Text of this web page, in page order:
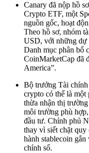
Canary đã nộp hồ
Crypto ETF, một
nguồn gốc, hoạt
Theo hồ sơ, nhóm
USD, với những dự
Danh mục phân bổ
CoinMarketCap đã
America”.
Bộ trưởng Tài
crypto có thể là một
thừa nhận thị
môi trường phù
đầu tư. Chính phủ
thay vì siết chặt
hành stablecoin
chính số.